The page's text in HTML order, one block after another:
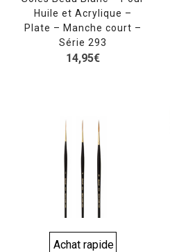
Huile et Acrylique –
Plate – Manche court –
Série 293
14,95€
Achat rapide